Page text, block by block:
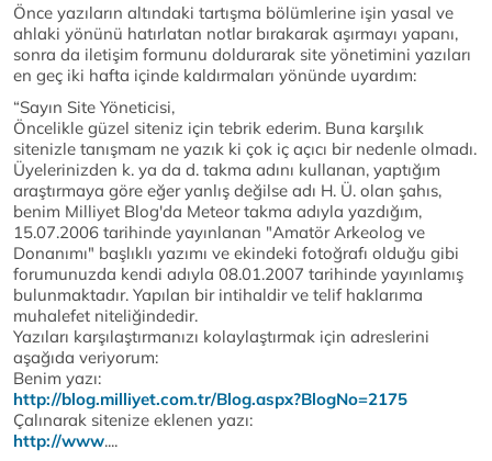
Önce yazıların altındaki tartışma bölümlerine işin yasal ve
ahlaki yönünü hatırlatan notlar bırakarak aşırmayı yapanı,
sonra da iletişim formunu doldurarak site yönetimini yazıları
en geç iki hafta içinde kaldırmaları yönünde uyardım:
“Sayın Site Yöneticisi,
Öncelikle güzel siteniz için tebrik ederim. Buna karşılık
sitenizle tanışmam ne yazık ki çok iç açıcı bir nedenle olmadı.
Üyelerinizden k. ya da d. takma adını kullanan, yaptığım
araştırmaya göre eğer yanlış değilse adı H. Ü. olan şahıs,
benim Milliyet Blog'da Meteor takma adıyla yazdığım,
15.07.2006 tarihinde yayınlanan "Amatör Arkeolog ve
Donanımı" başlıklı yazımı ve ekindeki fotoğrafı olduğu gibi
forumunuzda kendi adıyla 08.01.2007 tarihinde yayınlamış
bulunmaktadır. Yapılan bir intihaldir ve telif haklarıma
muhalefet niteliğindedir.
Yazıları karşılaştırmanızı kolaylaştırmak için adreslerini
aşağıda veriyorum:
Benim yazı:
http://blog.milliyet.com.tr/Blog.aspx?BlogNo=2175
Çalınarak sitenize eklenen yazı:
http://www....